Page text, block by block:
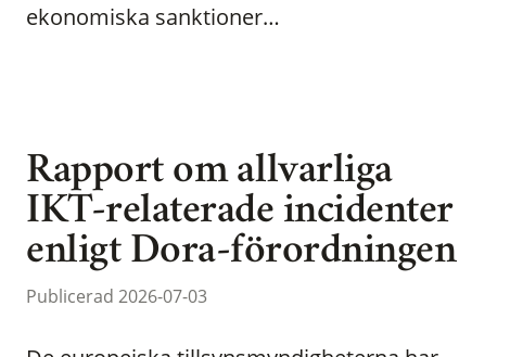
ekonomiska sanktioner…
Rapport om allvarliga
IKT-relaterade incidenter
enligt Dora-förordningen
Publicerad 2026-07-03